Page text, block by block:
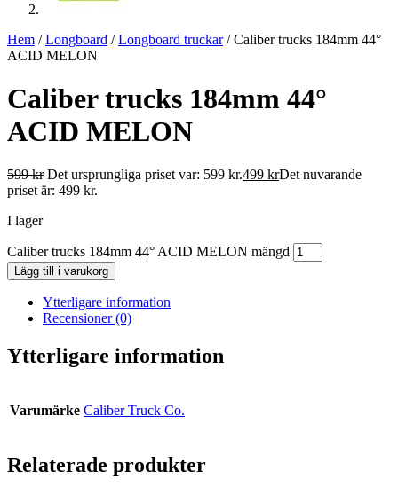
Hem /Longboard /Longboard truckar/ Caliber trucks 184mm 44°
ACID MELON
Caliber trucks 184mm 44°
ACID MELON
599kr Det ursprungliga priset var: 599 kr.499 krDet nuvarande
priset är: 499 kr.
I lager
Caliber trucks 184mm 44° ACID MELON mängd
Lägg till i varukorg
Ytterligare information
Recensioner (0)
Ytterligare information
Varumärke Caliber Truck Co.
Relaterade produkter